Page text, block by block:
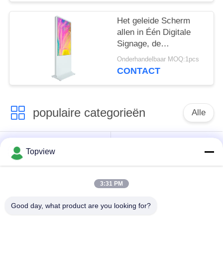
Het geleide Scherm
allen in Één Digitale
Signage, de
Multifunctionele Kiosk
van de Self -
Onderhandelbaar MOQ:1pcs
CONTACT
populaire categorieën Alle
Allen in één digitale
signage
vrije bevindende
Topview
3:31 PM
Good day, what product are you looking for?